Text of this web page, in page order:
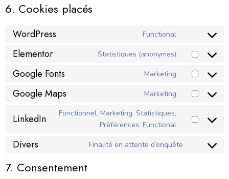
6. Cookies placés
WordPress Functional
Elementor Statistiques (anonymes)
Google Fonts Marketing
Google Maps Marketing
LinkedIn
Fonctionnel, Marketing, Statistiques,
Préférences, Functional
Divers Finalité en attente d’enquête
7. Consentement